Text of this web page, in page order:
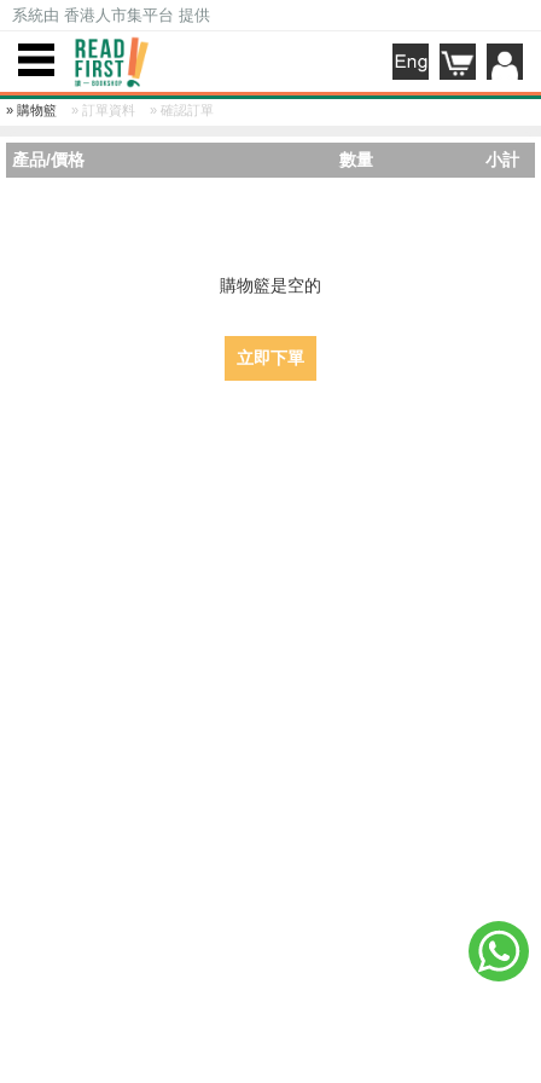
系統由 香港人市集平台 提供
» 購物籃 »訂單資料 »確認訂單
產品/價格 數量 小計
購物籃是空的
立即下單